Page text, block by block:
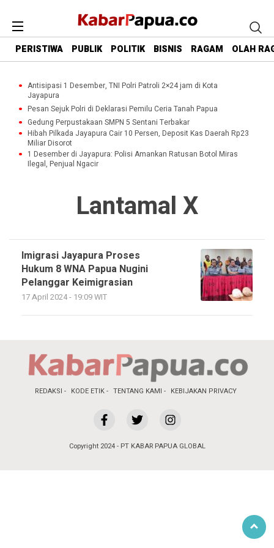
PERISTIWA PUBLIK POLITIK BISNIS RAGAM OLAH
Antisipasi 1 Desember, TNI Polri Patroli 2×24 jam di Kota
Jayapura
Pesan Sejuk Polri di Deklarasi Pemilu Ceria Tanah Papua
Gedung Perpustakaan SMPN 5 Sentani Terbakar
Hibah Pilkada Jayapura Cair 10 Persen, Deposit Kas Daerah Rp23
Miliar Disorot
1 Desember di Jayapura: Polisi Amankan Ratusan Botol Miras
Ilegal, Penjual Ngacir
Lantamal X
Imigrasi Jayapura Proses
Hukum 8 WNA Papua Nugini
Pelanggar Keimigrasian
17 April 2024 - 19:09 WIT
REDAKSI KODE ETIK TENTANG KAMI KEBIJAKAN PRIVACY
Copyright 2024 - PT KABAR PAPUA GLOBAL